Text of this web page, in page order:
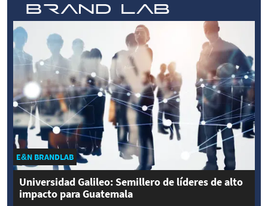
E&N BRANDLAB
Universidad Galileo: Semillero de líderes de alto
impacto para Guatemala